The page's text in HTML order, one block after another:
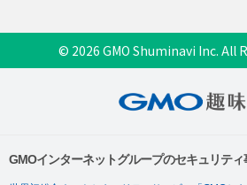
© 2026 GMO Shuminavi Inc. All